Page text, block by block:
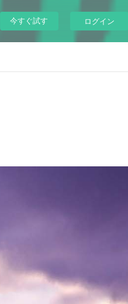
今すぐ試す ログイン